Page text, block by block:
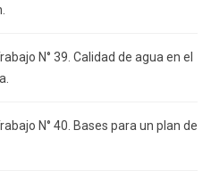
N° 39. Calidad de agua en el
N° 40. Bases para un plan de